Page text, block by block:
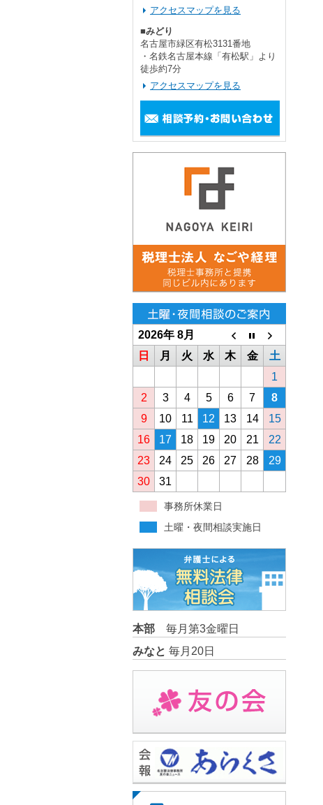
アクセスマップを見る
■みどり
名古屋市緑区有松3131番地
・名鉄名古屋本線「有松駅」より
徒歩約7分
アクセスマップを見る
2026年 8月
日
月 火 水 木 金
土
1
2
3 4 5 6 7
8
9
10 11 12 13 14
15
16
17 18 19 20 21
22
23
24 25 26 27 28
29
30
31
事務所休業日
土曜・夜間相談実施日
本部 毎月第3金曜日
みなと 毎月20日